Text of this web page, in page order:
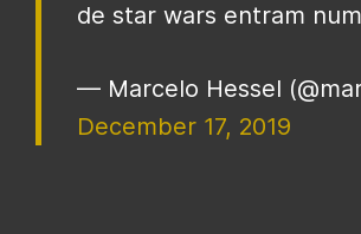
de star wars entram
— Marcelo Hessel
December 17, 2019